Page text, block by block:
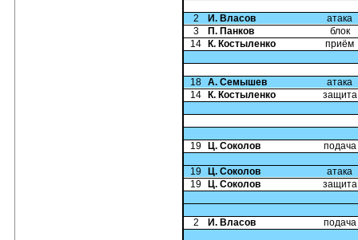
2 И. Власов
атака
3
П. Панков
блок
14
К. Костыленко приём
18 А. Семышев
атака
14
К. Костыленко защита
19 Ц. Соколов подача
19 Ц. Соколов
атака
19
Ц. Соколов защита
2 И. Власов подача